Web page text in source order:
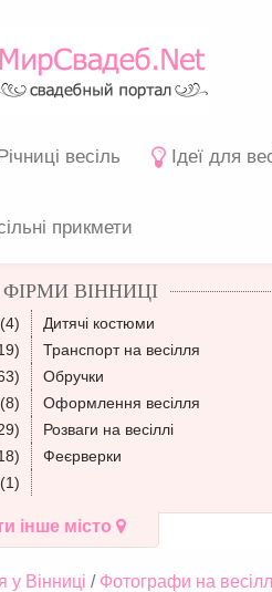
весіль Ідеї для
прикмети
ФІРМИ ВІННИЦІ
(4) Дитячі костюми
Транспорт на весілля
Обручки
(8) Оформлення весілля
Розваги на весіллі
Феєрверки
(1)
інше місто
у Вінниці Фотографи на